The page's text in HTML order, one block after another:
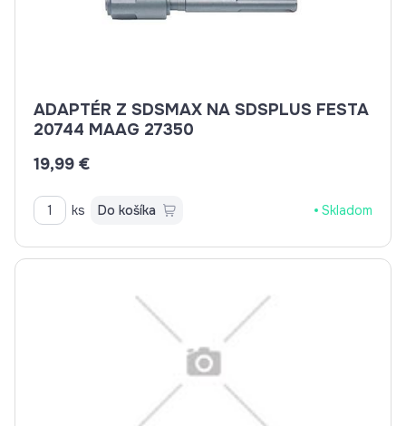
ADAPTÉR Z SDSMAX NA SDSPLUS FESTA
20744 MAAG 27350
19,99 €
ks Do košíka Skladom